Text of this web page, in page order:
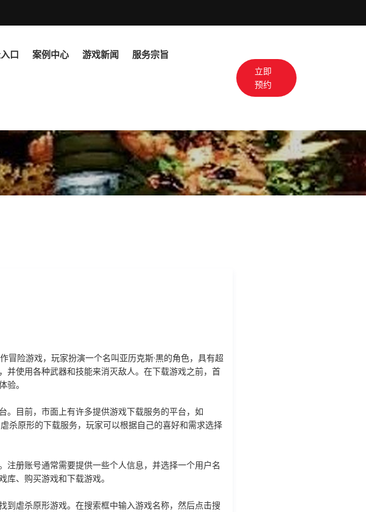
口 案例中心 游戏新闻 服务宗旨
立即
预约
险游戏，玩家扮演一个名叫亚历克斯·黒的角色，具有超
并使用各种武器和技能来消灭敌人。在下载游戏之前，首
验。
。目前，市面上有许多提供游戏下载服务的平台，如
原形的下载服务，玩家可以根据自己的喜好和需求选择
册账号通常需要提供一些个人信息，并选择一个用户名
、购买游戏和下载游戏。
到虐杀原形游戏。在搜索框中输入游戏名称，然后点击搜